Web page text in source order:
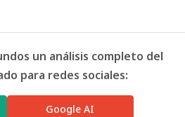
un análisis completo del
para redes sociales:
Google AI